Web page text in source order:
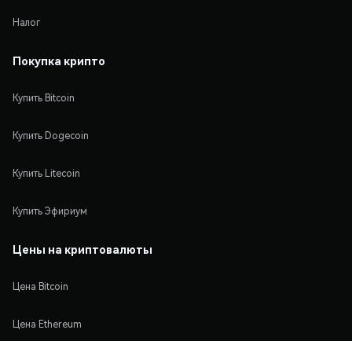
Налог
Покупка крипто
Купить Bitcoin
Купить Dogecoin
Купить Litecoin
Купить Эфириум
Цены на криптовалюты
Цена Bitcoin
Цена Ethereum